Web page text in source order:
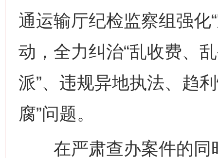
通运输厅纪检监察组强化
动，全力纠治“乱收费、
派”、违规异地执法、趋
腐”问题。
在严肃查办案件的同